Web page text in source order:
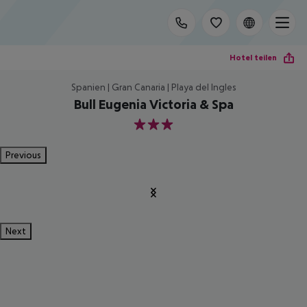
Hotel teilen
Spanien | Gran Canaria | Playa del Ingles
Bull Eugenia Victoria & Spa
3
Previous
Next